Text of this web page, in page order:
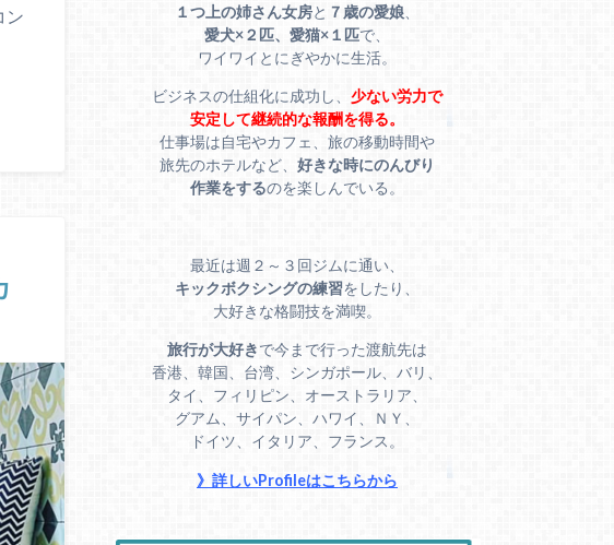
ン
１つ上の姉さん女房と ７歳の愛娘
愛犬×２匹、愛猫×１匹で、
ワイワイとにぎやかに生活。
ビジネスの仕組化に成功し、 少ない労力で
安定して継続的な報酬を得る。
仕事場は自宅やカフェ、旅の移動時間や
旅先のホテルなど、 好きな時にのんびり
作業をするのを楽しんでいる。
最近は週２～３回ジムに通い、
キックボクシングの練習をしたり、
大好きな格闘技を満喫。
旅行が大好きで今まで行った渡航先は
香港、韓国、台湾、シンガポール、バリ、
タイ、フィリピン、オーストラリア、
グアム、サイパン、ハワイ、ＮＹ、
ドイツ、イタリア、フランス。
》詳しいProfileはこちらから